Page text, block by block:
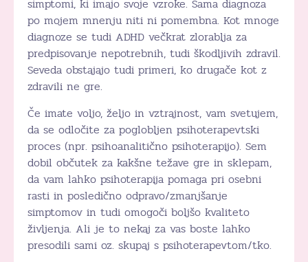
simptomi, ki imajo svoje vzroke. Sama diagnoza
po mojem mnenju niti ni pomembna. Kot mnoge
diagnoze se tudi ADHD večkrat zlorablja za
predpisovanje nepotrebnih, tudi škodljivih zdravil.
Seveda obstajajo tudi primeri, ko drugače kot z
zdravili ne gre.
Če imate voljo, željo in vztrajnost, vam svetujem,
da se odločite za poglobljen psihoterapevtski
proces (npr. psihoanalitično psihoterapijo). Sem
dobil občutek za kakšne težave gre in sklepam,
da vam lahko psihoterapija pomaga pri osebni
rasti in posledično odpravo/zmanjšanje
simptomov in tudi omogoči boljšo kvaliteto
življenja. Ali je to nekaj za vas boste lahko
presodili sami oz. skupaj s psihoterapevtom/tko.